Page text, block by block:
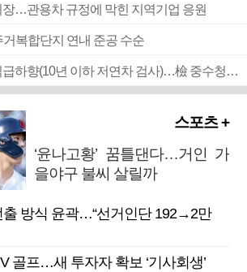
장…관용차 규정에 막힌 지역기업 응원
거복합단지 연내 준공 수순
■ 검사 신분 버리고 직급하향(10년 이하 저연차 검사)…檢 중수청행 기피
스포츠 +
‘윤나고황’ 꿈틀댄다…거인 가
을야구 불씨 살릴까
출 방식 윤곽…“선거인단 192→2만
골프…새 투자자 확보 ‘기사회생’